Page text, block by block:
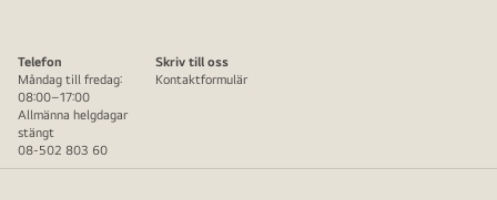
Telefon
Måndag till fredag:
08:00–17:00
Allmänna helgdagar
stängt
08-502 803 60
Skriv till oss
Kontaktformulär